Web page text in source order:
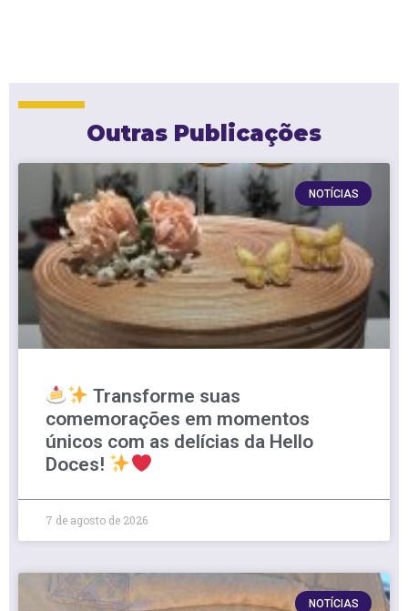
Outras Publicações
NOTÍCIAS
Transforme suas
comemorações em momentos
únicos com as delícias da Hello
Doces!
7 de agosto de 2026
NOTÍCIAS